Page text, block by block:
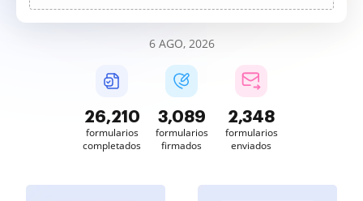
6 AGO, 2026
26,211
formularios
completados
3,089
formularios
firmados
2,348
formularios
enviados